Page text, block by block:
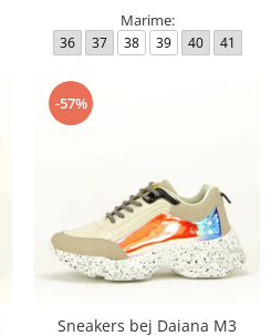
Marime:
36 37 38 39 40 41
-57%
Sneakers bej Daiana M3